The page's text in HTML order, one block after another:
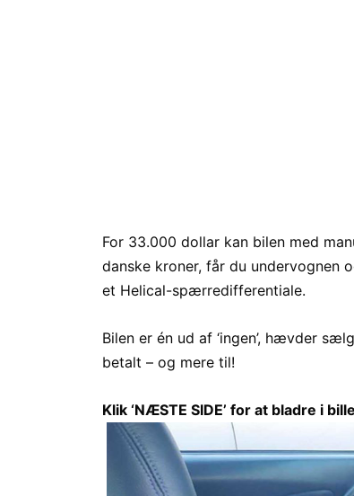
For 33.000 dollar kan bilen med
danske kroner, får du undervognen
et Helical-spærredifferentiale.
Bilen er én ud af ‘ingen’, hævder
betalt – og mere til!
Klik ‘NÆSTE SIDE’ for at bladre i